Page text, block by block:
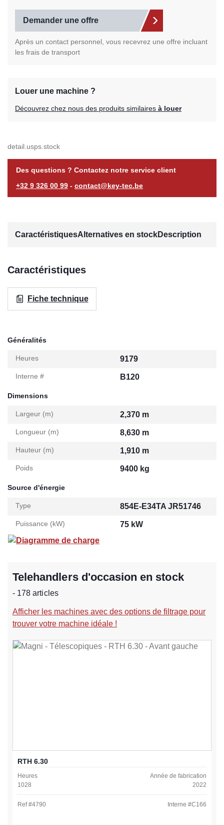
Demander une offre
Après un contact personnel, vous recevrez une offre incluant
les frais de transport
Louer une machine ?
Découvrez chez nous des produits similaires à louer
detail.usps.stock
Des questions ? Contactez notre service client
+32 9 326 00 99 - contact@key-tec.be
CaractéristiquesAlternatives en stockDescription
Caractéristiques
Fiche technique
Généralités
Heures 9179
Interne # B120
Dimensions
Largeur (m) 2,370 m
Longueur (m) 8,630 m
Hauteur (m) 1,910 m
Poids 9400 kg
Source d'énergie
Type 854E-E34TA JR51746
Puissance (kW)
75 kW
Diagramme de charge
Telehandlers d'occasion en stock
- 178 articles
Afficher les machines avec des options de filtrage pour
trouver votre machine idéale !
RTH 6.30
Heures
1028
Année de fabrication
2022
Ref #4790 Interne #C166